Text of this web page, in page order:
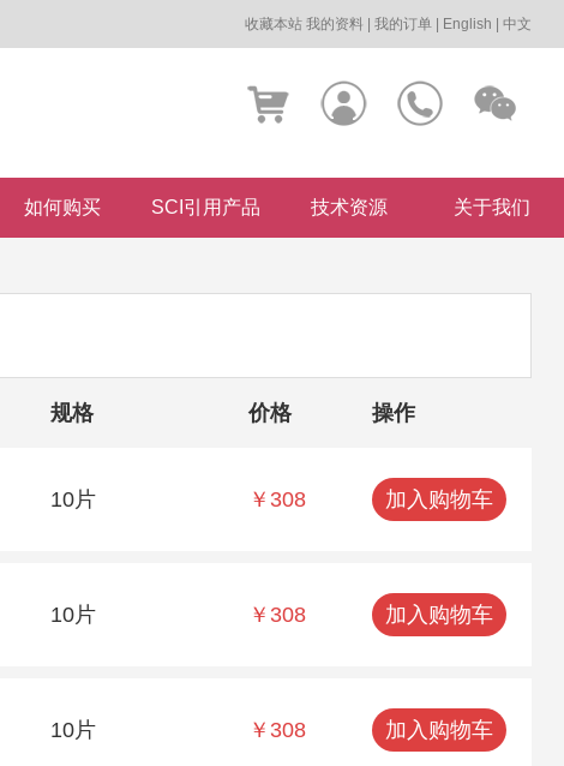
收藏本站 我的资料 |我的订单 English |中文
如何购买 SCI引用产品 技术资源 关于我们
规格 价格 操作
10片 ￥308 加入购物车
10片 ￥308 加入购物车
10片 ￥308 加入购物车